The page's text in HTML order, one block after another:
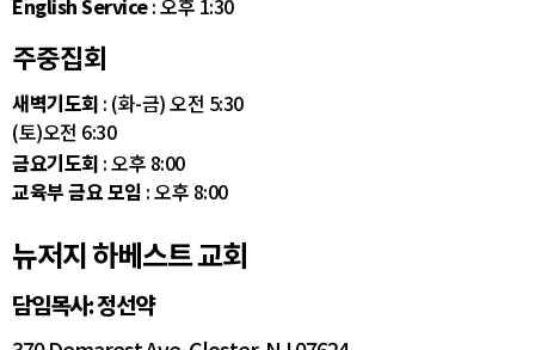
English Service: 오후 1:30
주중집회
새벽기도회 : (화-금) 오전 5:30
(토)오전 6:30
금요기도회 : 오후 8:00
교육부 금요 모임 : 오후 8:00
뉴저지 하베스트 교회
담임목사: 정선약